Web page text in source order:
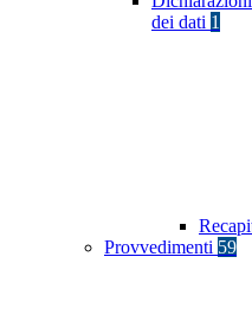
dei dati 1
Provvedimenti 59